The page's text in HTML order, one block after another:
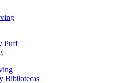
Puff
Bibliotecas